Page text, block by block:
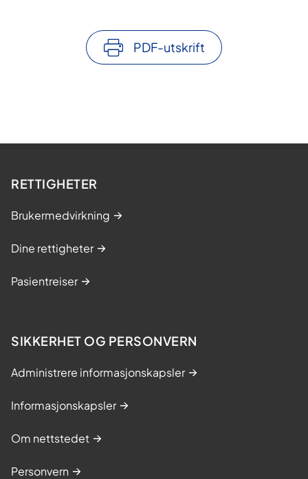
PDF-utskrift
RETTIGHETER
Brukermedvirkning
Dine rettigheter
Pasientreiser
SIKKERHET OG PERSONVERN
Administrere informasjonskapsler
Informasjonskapsler
Om nettstedet
Personvern